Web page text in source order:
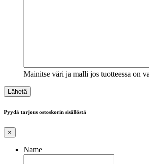
Mainitse väri ja malli jos tuotteessa on
Pyydä tarjous ostoskorin sisällöstä
×
Name